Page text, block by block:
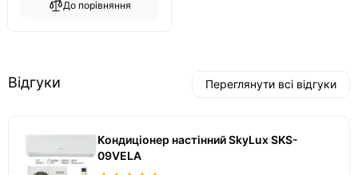
До порівняння
Відгуки Переглянути всі відгуки
Кондиціонер настінний SkyLux SKS-
09VELA